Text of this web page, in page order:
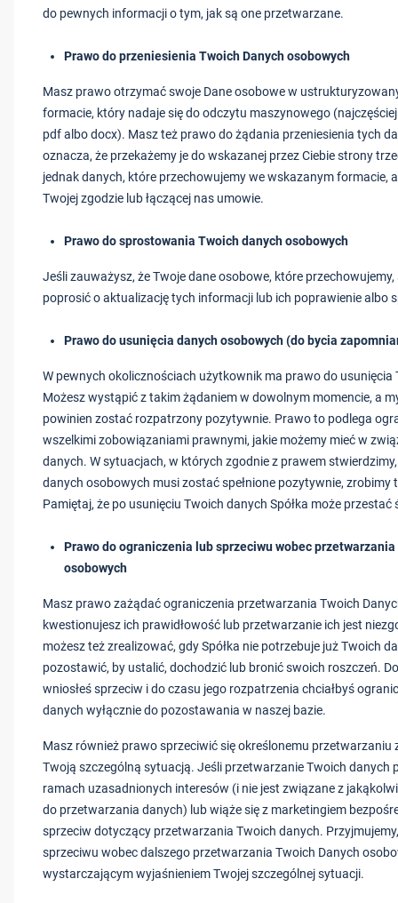
do pewnych informacji o tym, jak są one przetwarzane.
Prawo do przeniesienia Twoich Danych osobowych
Masz prawo otrzymać swoje Dane osobowe w
formacie, który nadaje się do odczytu maszynowego
pdf albo docx). Masz też prawo do żądania przeniesienia tych
oznacza, że przekażemy je do wskazanej przez Ciebie strony
jednak danych, które przechowujemy we wskazanym formacie,
Twojej zgodzie lub łączącej nas umowie.
Prawo do sprostowania Twoich danych osobowych
Jeśli zauważysz, że Twoje dane osobowe, które
poprosić o aktualizację tych informacji lub ich poprawienie albo
Prawo do usunięcia danych osobowych (do bycia
W pewnych okolicznościach użytkownik ma prawo do
Możesz wystąpić z takim żądaniem w dowolnym momencie, a
powinien zostać rozpatrzony pozytywnie. Prawo to podlega
wszelkimi zobowiązaniami prawnymi, jakie możemy mieć w
danych. W sytuacjach, w których zgodnie z prawem
danych osobowych musi zostać spełnione pozytywnie, zrobimy
Pamiętaj, że po usunięciu Twoich danych Spółka może przestać
Prawo do ograniczenia lub sprzeciwu wobec
osobowych
Masz prawo zażądać ograniczenia przetwarzania Twoich
kwestionujesz ich prawidłowość lub przetwarzanie ich jest
możesz też zrealizować, gdy Spółka nie potrzebuje już Twoich
pozostawić, by ustalić, dochodzić lub bronić swoich roszczeń.
wniosłeś sprzeciw i do czasu jego rozpatrzenia chciałbyś
danych wyłącznie do pozostawania w naszej bazie.
Masz również prawo sprzeciwić się określonemu przetwarzaniu
Twoją szczególną sytuacją. Jeśli przetwarzanie Twoich danych
ramach uzasadnionych interesów (i nie jest związane z
do przetwarzania danych) lub wiąże się z marketingiem
sprzeciw dotyczący przetwarzania Twoich danych. Przyjmujemy,
sprzeciwu wobec dalszego przetwarzania Twoich Danych
wystarczającym wyjaśnieniem Twojej szczególnej sytuacji.